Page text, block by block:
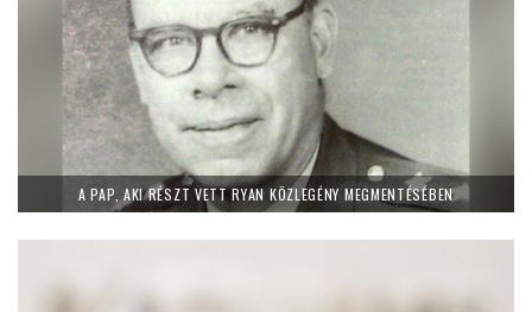
A PAP, AKI RÉSZT VETT RYAN KÖZLEGÉNY MEGMENTÉSÉBEN